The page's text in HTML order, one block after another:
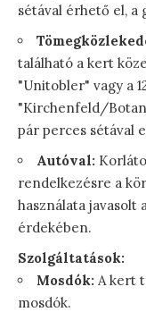
sétával érhető el, a
található a kert
"Unitobler" vagy a
"Kirchenfeld/
pár perces sétával
Autóval:
rendelkezésre a
használata javasolt
érdekében.
Szolgáltatások:
Mosdók: A kert
mosdók.